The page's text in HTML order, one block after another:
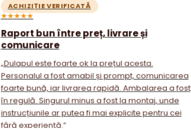
ACHIZIȚIE VERIFICATĂ
★★★★★
Raport bun între preț, livrare și
comunicare
„Dulapul este foarte ok la prețul acesta.
Personalul a fost amabil și prompt, comunicarea
foarte bună, iar livrarea rapidă. Ambalarea a fost
în regulă. Singurul minus a fost la montaj, unde
instrucțiunile ar putea fi mai explicite pentru cei
fără experiență.”